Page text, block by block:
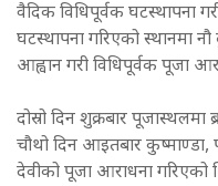
वैदिक विधिपूर्वक घटस्थापना
घटस्थापना गरिएको स्थानमा
आह्वान गरी विधिपूर्वक पूजा
दोस्रो दिन शुक्रबार पूजास्थलमा
चौथो दिन आइतबार कुष्माण्डा,
देवीको पूजा आराधना गरिएको